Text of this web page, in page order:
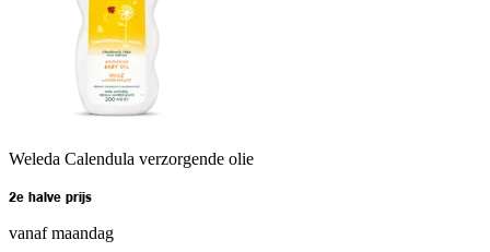
Weleda Calendula verzorgende olie
2e halve prijs
vanaf maandag